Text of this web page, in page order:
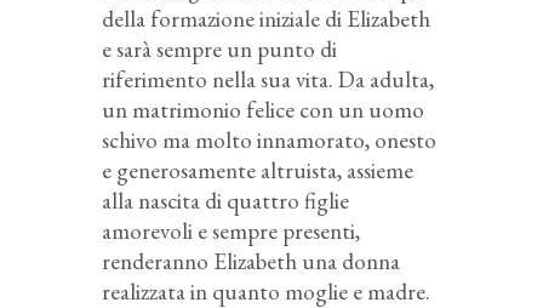
della formazione iniziale di Elizabeth
e sarà sempre un punto di
riferimento nella sua vita. Da adulta,
un matrimonio felice con un uomo
schivo ma molto innamorato, onesto
e generosamente altruista, assieme
alla nascita di quattro figlie
amorevoli e sempre presenti,
renderanno Elizabeth una donna
realizzata in quanto moglie e madre.